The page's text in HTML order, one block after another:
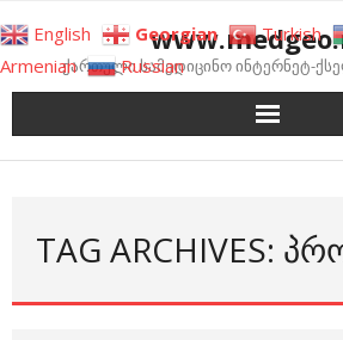
to
contentქართული სამედიცინო ინტერნეტ-
TAG ARCHIVES:
English Georgian Turkish
Armenian
Russian